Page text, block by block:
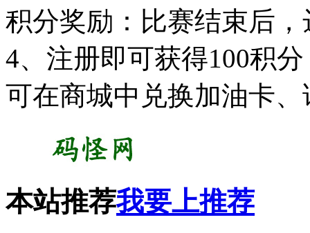
积分奖励：比赛结束后
4、注册即可获得100积
可在商城中兑换加油卡
本站推荐我要上推荐